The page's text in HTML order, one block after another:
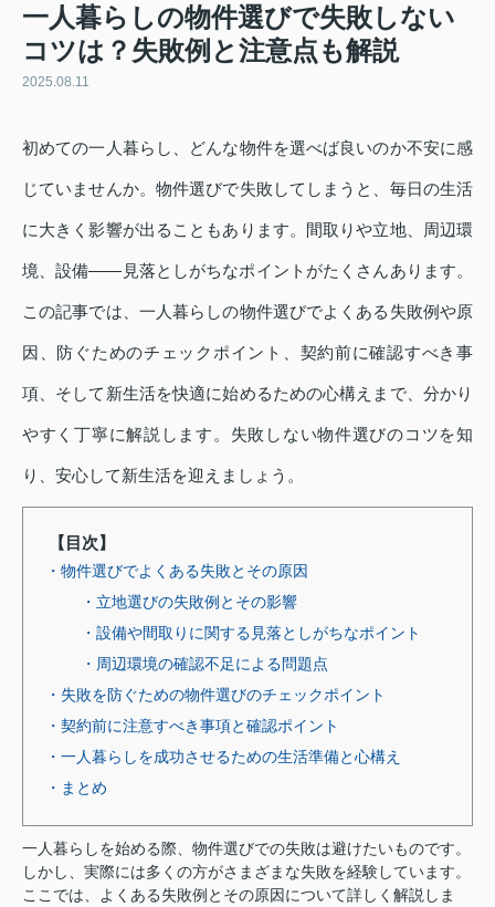
一人暮らしの物件選びで失敗しない
コツは？失敗例と注意点も解説
2025.08.11
初めての一人暮らし、どんな物件を選べば良いのか不安に感
じていませんか。物件選びで失敗してしまうと、毎日の生活
に大きく影響が出ることもあります。間取りや立地、周辺環
境、設備――見落としがちなポイントがたくさんあります。
この記事では、一人暮らしの物件選びでよくある失敗例や原
因、防ぐためのチェックポイント、契約前に確認すべき事
項、そして新生活を快適に始めるための心構えまで、分かり
やすく丁寧に解説します。失敗しない物件選びのコツを知
り、安心して新生活を迎えましょう。
【目次】
・物件選びでよくある失敗とその原因
・立地選びの失敗例とその影響
・設備や間取りに関する見落としがちなポイント
・周辺環境の確認不足による問題点
・失敗を防ぐための物件選びのチェックポイント
・契約前に注意すべき事項と確認ポイント
・一人暮らしを成功させるための生活準備と心構え
・まとめ
一人暮らしを始める際、物件選びでの失敗は避けたいものです。
しかし、実際には多くの方がさまざまな失敗を経験しています。
ここでは、よくある失敗例とその原因について詳しく解説しま